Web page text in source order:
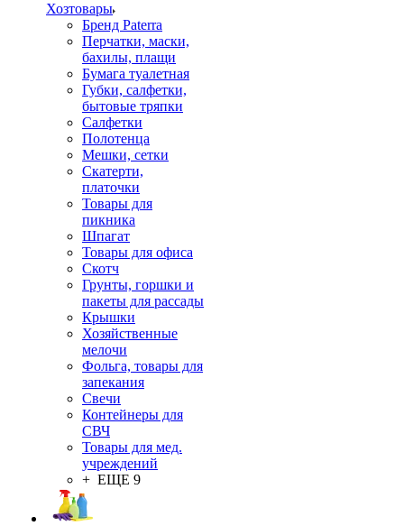
Хозтовары
Бренд Paterra
Перчатки, маски,
бахилы, плащи
Бумага туалетная
Губки, салфетки,
бытовые тряпки
Салфетки
Полотенца
Мешки, сетки
Скатерти,
платочки
Товары для
пикника
Шпагат
Товары для офиса
Скотч
Грунты, горшки и
пакеты для рассады
Крышки
Хозяйственные
мелочи
Фольга, товары для
запекания
Свечи
Контейнеры для
СВЧ
Товары для мед.
учреждений
+ ЕЩЕ 9